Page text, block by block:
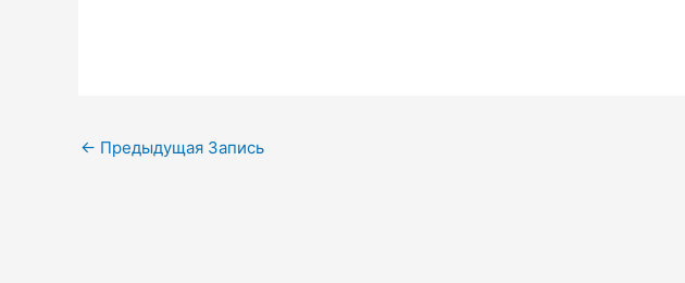
Навигация
← Предыдущая Запись